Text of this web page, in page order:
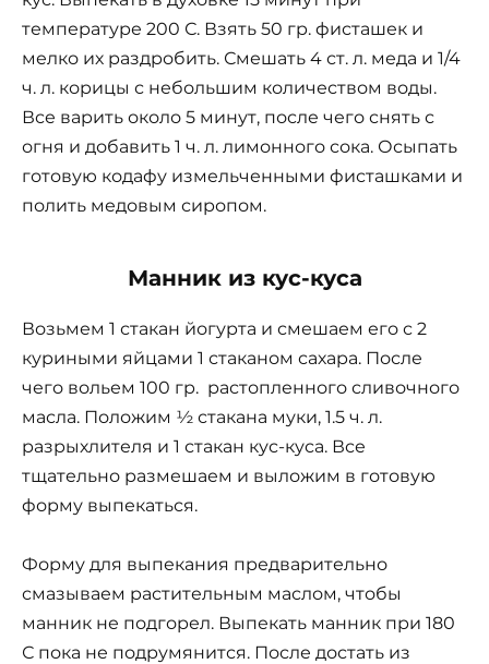
температуре 200 С. Взять 50 гр. фисташек и
мелко их раздробить. Смешать 4 ст. л. меда и 1/4
ч. л. корицы с небольшим количеством воды.
Все варить около 5 минут, после чего снять с
огня и добавить 1 ч. л. лимонного сока. Осыпать
готовую кодафу измельченными фисташками и
полить медовым сиропом.
Манник из кус-куса
Возьмем 1 стакан йогурта и смешаем его с 2
куриными яйцами 1 стаканом сахара. После
чего вольем 100 гр. растопленного сливочного
масла. Положим ½ стакана муки, 1.5 ч. л.
разрыхлителя и 1 стакан кус-куса. Все
тщательно размешаем и выложим в готовую
форму выпекаться.
Форму для выпекания предварительно
смазываем растительным маслом, чтобы
манник не подгорел. Выпекать манник при 180
С пока не подрумянится. После достать из